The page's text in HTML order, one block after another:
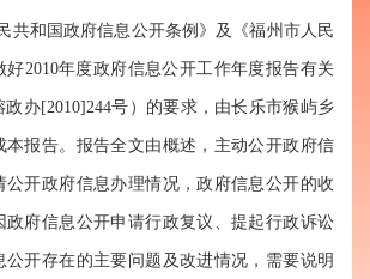
和国政府信息公开条例》及《福州市人民
好2010年度政府信息公开工作年度报告有关
办[2010]244号）的要求，由长乐市猴屿乡
本报告。报告全文由概述，主动公开政府信
公开政府信息办理情况，政府信息公开的收
政府信息公开申请行政复议、提起行政诉讼
公开存在的主要问题及改进情况，需要说明